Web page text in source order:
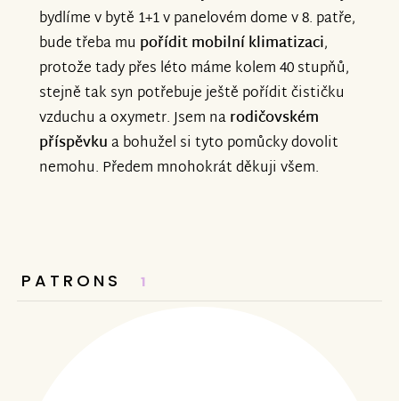
bydlíme v bytě 1+1 v panelovém dome v 8. patře,
bude třeba mu pořídit mobilní klimatizaci,
protože tady přes léto máme kolem 40 stupňů,
stejně tak syn potřebuje ještě pořídit čističku
vzduchu a oxymetr. Jsem narodičovském
příspěvkua bohužel si tyto pomůcky dovolit
nemohu. Předem mnohokrát děkuji všem.
PATRONS 1